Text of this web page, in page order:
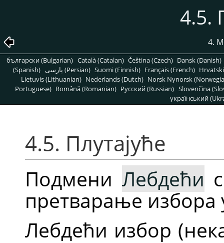
4.5.
4.
български (Bulgarian) Català (Catalan) Čeština (Czech) Dansk (Danish)
(Spanish)
پارسی (Persian) Suomi (Finnish) Français (French)
Lietuvis (Lithuanian) Nederlands (Dutch) Norsk Nynorsk
Portuguese) Română (Romanian) Pусский (Russian) Slovenčina
український
4.5. Плутајуће
Подмени Лебдећи
претварање избора
Лебдећи избор